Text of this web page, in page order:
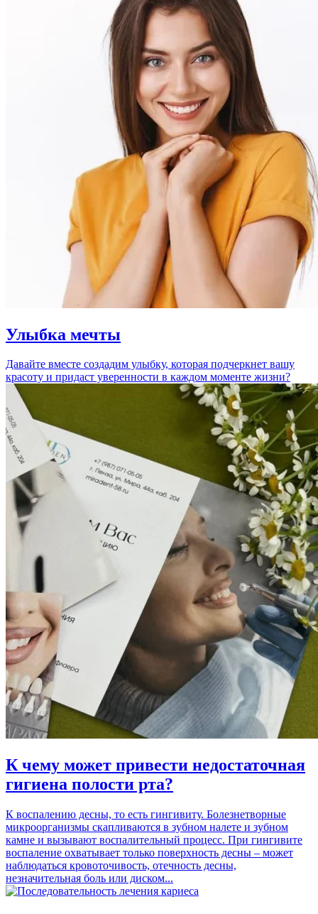
Улыбка мечты
Давайте вместе создадим улыбку, которая подчеркнет вашу
красоту и придаст уверенности в каждом моменте жизни?
К чему может привести недостаточная
гигиена полости рта?
К воспалению десны, то есть гингивиту. Болезнетворные
микроорганизмы скапливаются в зубном налете и зубном
камне и вызывают воспалительный процесс. При гингивите
воспаление охватывает только поверхность десны – может
наблюдаться кровоточивость, отечность десны,
незначительная боль или диском...